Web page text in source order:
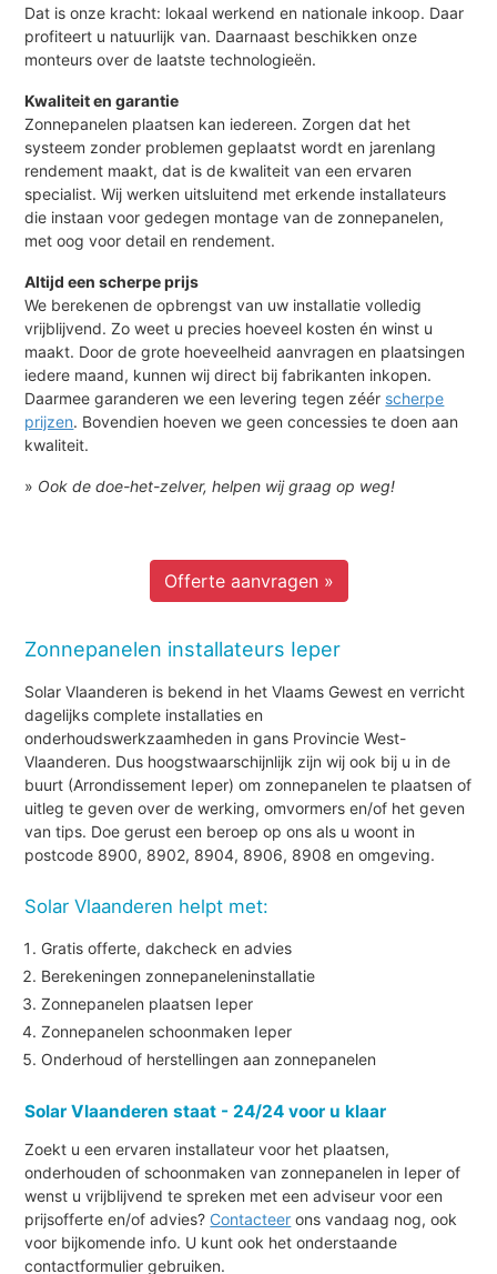
Dat is onze kracht: lokaal werkend en nationale inkoop. Daar
profiteert u natuurlijk van. Daarnaast beschikken onze
monteurs over de laatste technologieën.
Kwaliteit en garantie
Zonnepanelen plaatsen kan iedereen. Zorgen dat het
systeem zonder problemen geplaatst wordt en jarenlang
rendement maakt, dat is de kwaliteit van een ervaren
specialist. Wij werken uitsluitend met erkende installateurs
die instaan voor gedegen montage van de zonnepanelen,
met oog voor detail en rendement.
Altijd een scherpe prijs
We berekenen de opbrengst van uw installatie volledig
vrijblijvend. Zo weet u precies hoeveel kosten én winst u
maakt. Door de grote hoeveelheid aanvragen en plaatsingen
iedere maand, kunnen wij direct bij fabrikanten inkopen.
Daarmee garanderen we een levering tegen zéér scherpe
prijzen. Bovendien hoeven we geen concessies te doen aan
kwaliteit.
» Ook de doe-het-zelver, helpen wij graag op weg!
Offerte aanvragen »
Zonnepanelen installateurs Ieper
Solar Vlaanderen is bekend in het Vlaams Gewest en verricht
dagelijks complete installaties en
onderhoudswerkzaamheden in gans Provincie West-
Vlaanderen. Dus hoogstwaarschijnlijk zijn wij ook bij u in de
buurt (Arrondissement Ieper) om zonnepanelen te plaatsen of
uitleg te geven over de werking, omvormers en/of het geven
van tips. Doe gerust een beroep op ons als u woont in
postcode 8900, 8902, 8904, 8906, 8908 en omgeving.
Solar Vlaanderen helpt met:
Gratis offerte, dakcheck en advies
Berekeningen zonnepaneleninstallatie
Zonnepanelen plaatsen Ieper
Zonnepanelen schoonmaken Ieper
Onderhoud of herstellingen aan zonnepanelen
Solar Vlaanderen staat - 24/24 voor u klaar
Zoekt u een ervaren installateur voor het plaatsen,
onderhouden of schoonmaken van zonnepanelen in Ieper of
wenst u vrijblijvend te spreken met een adviseur voor een
prijsofferte en/of advies? Contacteer ons vandaag nog, ook
voor bijkomende info. U kunt ook het onderstaande
contactformulier gebruiken.